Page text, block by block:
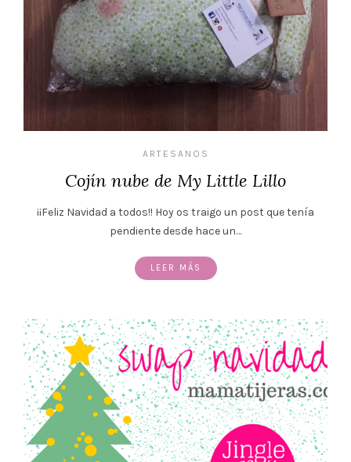
ARTESANOS
Cojín nube de My Little Lillo
¡¡Feliz Navidad a todos!! Hoy os traigo un post que tenía
pendiente desde hace un…
LEER MÁS